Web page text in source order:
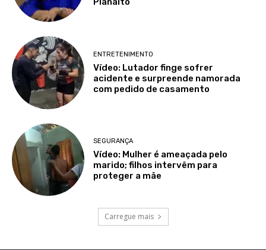
ENTRETENIMENTO
Vídeo: Lutador finge sofrer
acidente e surpreende namorada
com pedido de casamento
SEGURANÇA
Vídeo: Mulher é ameaçada pelo
marido; filhos intervêm para
proteger a mãe
Carregue mais